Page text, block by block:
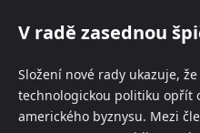
V radě zasednou
Složení nové rady ukazuje,
technologickou politiku opřít
amerického byznysu. Mezi